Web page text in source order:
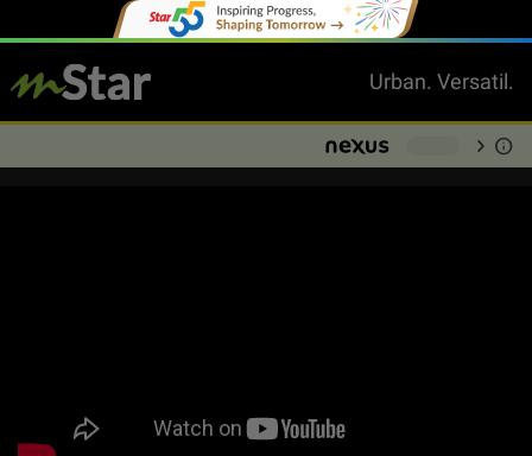
Urban. Versatil.
chevron_right info